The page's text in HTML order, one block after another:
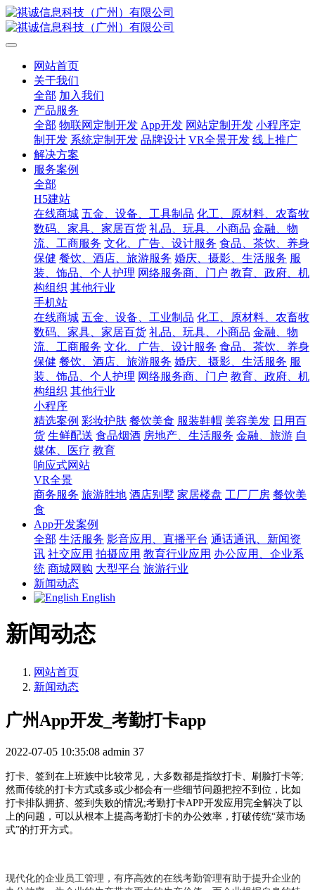
网站首页
关于我们
全部 加入我们
产品服务
全部 物联网定制开发 App开发 网站定制开发 小程序定
制开发 系统定制开发 品牌设计 VR全景开发 线上推广
解决方案
服务案例
全部
H5建站
在线商城 五金、设备、工具制品 化工、原材料、农畜牧
数码、家具、家居百货 礼品、玩具、小商品 金融、物
流、工商服务 文化、广告、设计服务 食品、茶饮、养身
保健 餐饮、酒店、旅游服务 婚庆、摄影、生活服务 服
装、饰品、个人护理 网络服务商、门户 教育、政府、机
构组织 其他行业
手机站
在线商城 五金、设备、工业制品 化工、原材料、农畜牧
数码、家具、家居百货 礼品、玩具、小商品 金融、物
流、工商服务 文化、广告、设计服务 食品、茶饮、养身
保健 餐饮、酒店、旅游服务 婚庆、摄影、生活服务 服
装、饰品、个人护理 网络服务商、门户 教育、政府、机
构组织 其他行业
小程序
精选案例 彩妆护肤 餐饮美食 服装鞋帽 美容美发 日用百
货 生鲜配送 食品烟酒 房地产、生活服务 金融、旅游 自
媒体、医疗 教育
响应式网站
VR全景
商务服务 旅游胜地 酒店别墅 家居楼盘 工厂厂房 餐饮美
食
App开发案例
全部 生活服务 影音应用、直播平台 通话通讯、新闻资
讯 社交应用 拍摄应用 教育行业应用 办公应用、企业系
统 商城网购 大型平台 旅游行业
新闻动态
English
新闻动态
网站首页
新闻动态
广州App开发_考勤打卡app
2022-07-05 10:35:08 admin 37
打卡、签到在上班族中比较常见，大多数都是指纹打卡、刷脸打卡等;
然而传统的打卡方式或多或少都会有一些细节问题把控不到位，比如
打卡排队拥挤、签到失败的情况;考勤打卡APP开发应用完全解决了以
上的问题，可以从根本上提高考勤打卡的办公效率，打破传统“菜市场
式”的打开方式。
现代化的企业员工管理，有序高效的在线考勤管理有助于提升企业的